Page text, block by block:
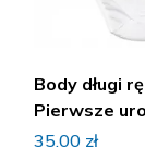
Body długi
Pierwsze
35.00 zł